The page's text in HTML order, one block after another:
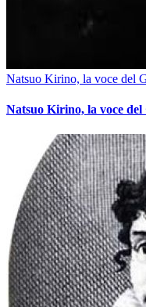
Natsuo Kirino, la voce del
Natsuo Kirino, la voce